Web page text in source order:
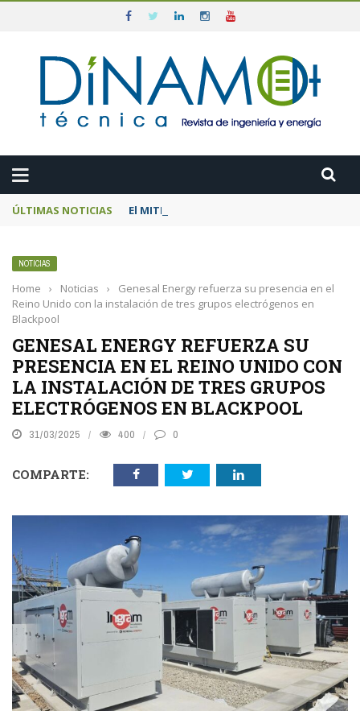
ÚLTIMAS NOTICIAS El MITECO prepara una subasta de 600
NOTICIAS
Home › Noticias ›
Genesal Energy refuerza su presencia en el
Reino Unido con la instalación de tres grupos electrógenos en
Blackpool
GENESAL ENERGY REFUERZA SU
PRESENCIA EN EL REINO UNIDO CON
LA INSTALACIÓN DE TRES GRUPOS
ELECTRÓGENOS EN BLACKPOOL
31/03/2025 400 0
COMPARTE: